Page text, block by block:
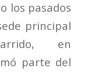
los pasados
principal
en
parte del